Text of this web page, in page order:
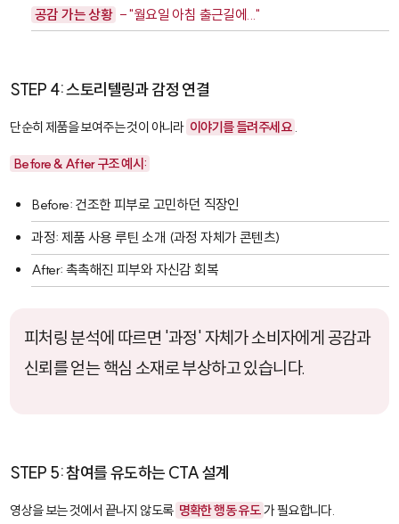
공감 가는 상황 - "월요일 아침 출근길에..."
STEP 4: 스토리텔링과 감정 연결
단순히 제품을 보여주는 것이 아니라 이야기를 들려주세요 .
Before & After 구조 예시:
Before: 건조한 피부로 고민하던 직장인
과정: 제품 사용 루틴 소개 (과정 자체가 콘텐츠)
After: 촉촉해진 피부와 자신감 회복
피처링 분석에 따르면 '과정' 자체가 소비자에게 공감과
신뢰를 얻는 핵심 소재로 부상하고 있습니다.
STEP 5: 참여를 유도하는 CTA 설계
영상을 보는 것에서 끝나지 않도록 명확한 행동 유도 가 필요합니다.